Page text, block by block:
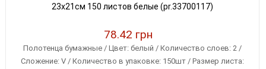
23x21см 150 листов белые (pr.33700117)
78.42 грн
Полотенца бумажные / Цвет: белый / Количество слоев: 2 /
Сложение: V / Количество в упаковке: 150шт / Размер листа: